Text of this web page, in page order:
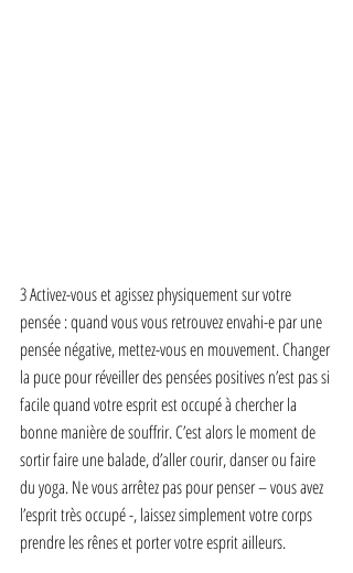
3 Activez-vous et agissez physiquement sur votre
pensée : quand vous vous retrouvez envahi-e par une
pensée négative, mettez-vous en mouvement. Changer
la puce pour réveiller des pensées positives n’est pas si
facile quand votre esprit est occupé à chercher la
bonne manière de souffrir. C’est alors le moment de
sortir faire une balade, d’aller courir, danser ou faire
du yoga. Ne vous arrêtez pas pour penser – vous avez
l’esprit très occupé -, laissez simplement votre corps
prendre les rênes et porter votre esprit ailleurs.